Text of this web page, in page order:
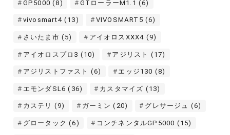
GP5000 (8) GTローラーM1.1 (6)
vivosmart4(13) VIVOSMART5 (6)
さいたま市 (5) アイオロスXXX4 (9)
アイオロスプロ3 (10) アジリスト (17)
アジリストファスト (6) エッジ130 (8)
エモンダSL6 (36) カスタマイズ (13)
カステリ (9) ガーミン (20) グレサージュ (6)
グロータック (6) コンチネンタルGP5000 (15)